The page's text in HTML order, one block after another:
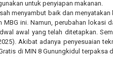
untuk penyiapan makanan.
menyambut baik dan
MBG ini. Namun, perubahan lokasi
awal yang telah ditetapkan.
Akibat adanya penyesuaian
di MIN 8 Gunungkidul terpaksa